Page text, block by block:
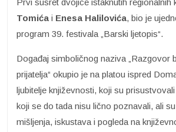
Prvi susret dvojice istaknutih regionalnih
Tomića i Enesa Halilovića, bio je
program 39. festivala „Barski ljetopis“.
Događaj simboličnog naziva „Razgovor
prijatelja“ okupio je na platou ispred
ljubitelje književnosti, koji su
koji se do tada nisu lično poznavali, ali
mišljenja, iskustava i pogleda na